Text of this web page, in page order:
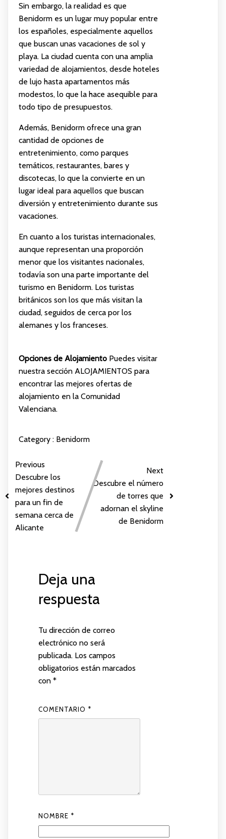
Sin embargo, la realidad es que
Benidorm es un lugar muy popular entre
los españoles, especialmente aquellos
que buscan unas vacaciones de sol y
playa. La ciudad cuenta con una amplia
variedad de alojamientos, desde hoteles
de lujo hasta apartamentos más
modestos, lo que la hace asequible para
todo tipo de presupuestos.
Además, Benidorm ofrece una gran
cantidad de opciones de
entretenimiento, como parques
temáticos, restaurantes, bares y
discotecas, lo que la convierte en un
lugar ideal para aquellos que buscan
diversión y entretenimiento durante sus
vacaciones.
En cuanto a los turistas internacionales,
aunque representan una proporción
menor que los visitantes nacionales,
todavía son una parte importante del
turismo en Benidorm. Los turistas
británicos son los que más visitan la
ciudad, seguidos de cerca por los
alemanes y los franceses.
Opciones de AlojamientoPuedes visitar
nuestra sección ALOJAMIENTOS para
encontrar las mejores ofertas de
alojamiento en la Comunidad
Valenciana.
Category : Benidorm
Previous
Descubre los
mejores destinos
para un fin de
semana cerca de
Alicante
Next
Descubre el número
de torres que
adornan el skyline
de Benidorm
Deja una
respuesta
Tu dirección de correo
electrónico no será
publicada. Los campos
obligatorios están marcados
con *
COMENTARIO *
NOMBRE *